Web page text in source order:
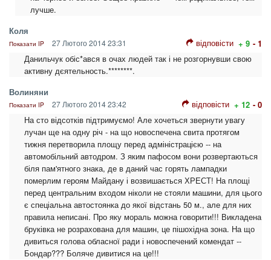
лучше.
Коля
Показати IP 27 Лютого 2014 23:31 відповісти + 9 - 1
Данильчук обіс*ався в очах людей так і не розгорнувши свою
активну дєятельность.********.
Волиняни
Показати IP 27 Лютого 2014 23:42 відповісти + 12 - 0
На сто відсотків підтримуємо! Але хочеться звернути увагу
лучан ще на одну річ - на що новоспечена свита протягом
тижня перетворила площу перед адміністрацією -- на
автомобільний автодром. З яким пафосом вони розвертаються
біля пам'ятного знака, де в даний час горять лампадки
померлим героям Майдану і возвишається ХРЕСТ! На площі
перед центральним входом ніколи не стояли машини, для цього
є спеціальна автостоянка до якої відстань 50 м., але для них
правила неписані. Про яку мораль можна говорити!!! Викладена
бруківка не розрахована для машин, це пішохідна зона. На що
дивиться голова обласної ради і новоспечений комендат --
Бондар??? Боляче дивитися на це!!!